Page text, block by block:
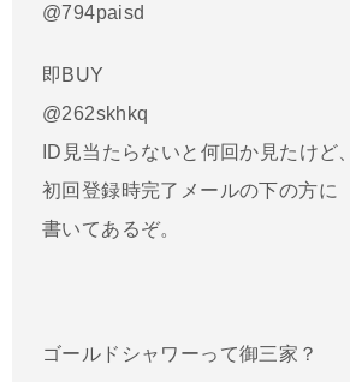
@794paisd
即BUY
@262skhkq
ID見当たらないと何回か見たけど、
初回登録時完了メールの下の方に
書いてあるぞ。
ゴールドシャワーって御三家？